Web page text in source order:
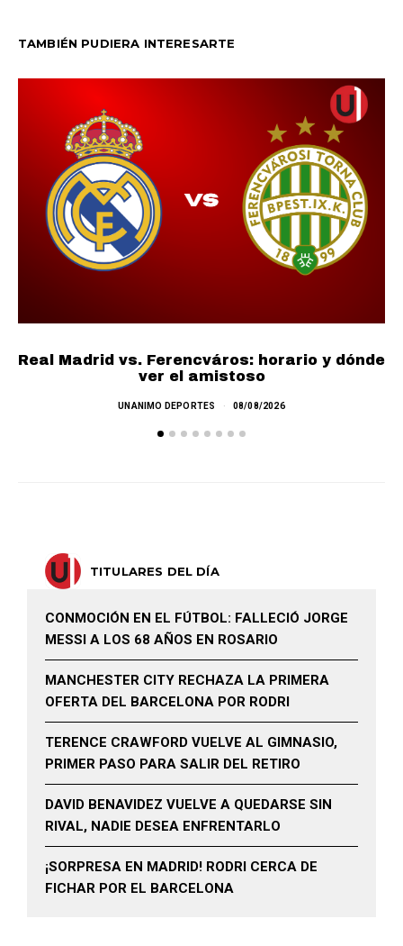
TAMBIÉN PUDIERA INTERESARTE
Real Madrid vs. Ferencváros: horario y dónde
ver el amistoso
UNANIMO DEPORTES 08/08/2026
TITULARES DEL DÍA
CONMOCIÓN EN EL FÚTBOL: FALLECIÓ JORGE
MESSI A LOS 68 AÑOS EN ROSARIO
MANCHESTER CITY RECHAZA LA PRIMERA
OFERTA DEL BARCELONA POR RODRI
TERENCE CRAWFORD VUELVE AL GIMNASIO,
PRIMER PASO PARA SALIR DEL RETIRO
DAVID BENAVIDEZ VUELVE A QUEDARSE SIN
RIVAL, NADIE DESEA ENFRENTARLO
¡SORPRESA EN MADRID! RODRI CERCA DE
FICHAR POR EL BARCELONA